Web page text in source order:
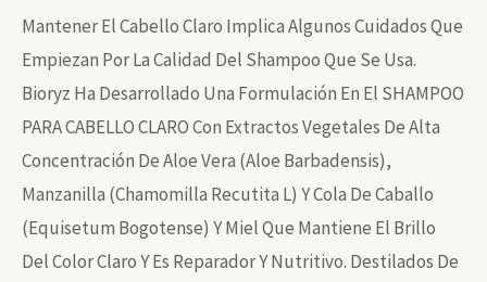
Mantener El Cabello Claro Implica Algunos Cuidados Que
Empiezan Por La Calidad Del Shampoo Que Se Usa.
Bioryz Ha Desarrollado Una Formulación En El SHAMPOO
PARA CABELLO CLARO Con Extractos Vegetales De Alta
Concentración De Aloe Vera (Aloe Barbadensis),
Manzanilla (Chamomilla Recutita L) Y Cola De Caballo
(Equisetum Bogotense) Y Miel Que Mantiene El Brillo
Del Color Claro Y Es Reparador Y Nutritivo. Destilados De